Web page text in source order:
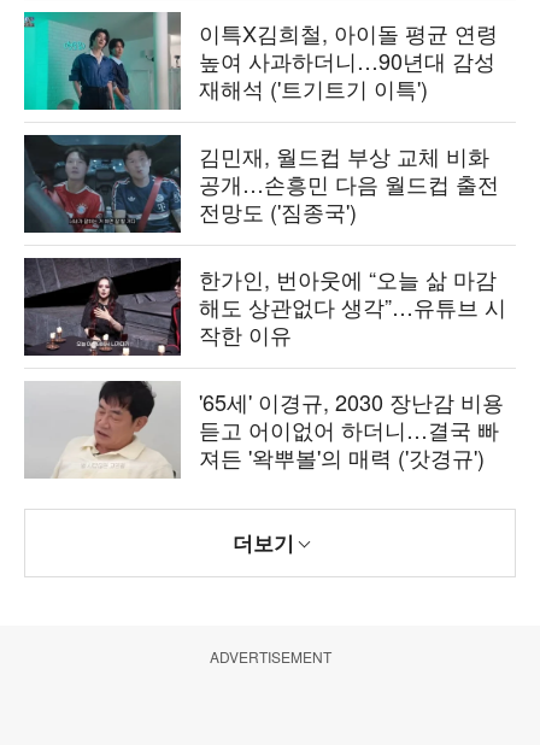
이특X김희철, 아이돌 평균 연령
높여 사과하더니…90년대 감성
재해석 ('트기트기 이특')
김민재, 월드컵 부상 교체 비화
공개…손흥민 다음 월드컵 출전
전망도 ('짐종국')
한가인, 번아웃에 “오늘 삶 마감
해도 상관없다 생각”…유튜브 시
작한 이유
'65세' 이경규, 2030 장난감 비용
듣고 어이없어 하더니…결국 빠
져든 '왁뿌볼'의 매력 ('갓경규')
더보기
ADVERTISEMENT